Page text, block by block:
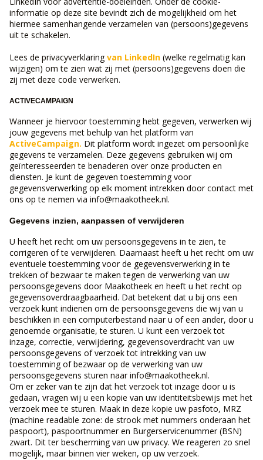
informatie op deze site bevindt zich de mogelijkheid om het
hiermee samenhangende verzamelen van (persoons)gegevens
uit te schakelen.
Lees de privacyverklaring van LinkedIn (welke regelmatig kan
wijzigen) om te zien wat zij met (persoons)gegevens doen die
zij met deze code verwerken.
ACTIVECAMPAIGN
Wanneer je hiervoor toestemming hebt gegeven, verwerken wij
jouw gegevens met behulp van het platform van
ActiveCampaign. Dit platform wordt ingezet om persoonlijke
gegevens te verzamelen. Deze gegevens gebruiken wij om
geïnteresseerden te benaderen over onze producten en
diensten. Je kunt de gegeven toestemming voor
gegevensverwerking op elk moment intrekken door contact met
ons op te nemen via info@maakotheek.nl.
Gegevens inzien, aanpassen of verwijderen
U heeft het recht om uw persoonsgegevens in te zien, te
corrigeren of te verwijderen. Daarnaast heeft u het recht om uw
eventuele toestemming voor de gegevensverwerking in te
trekken of bezwaar te maken tegen de verwerking van uw
persoonsgegevens door Maakotheek en heeft u het recht op
gegevensoverdraagbaarheid. Dat betekent dat u bij ons een
verzoek kunt indienen om de persoonsgegevens die wij van u
beschikken in een computerbestand naar u of een ander, door u
genoemde organisatie, te sturen. U kunt een verzoek tot
inzage, correctie, verwijdering, gegevensoverdracht van uw
persoonsgegevens of verzoek tot intrekking van uw
toestemming of bezwaar op de verwerking van uw
persoonsgegevens sturen naar info@maakotheek.nl.
Om er zeker van te zijn dat het verzoek tot inzage door u is
gedaan, vragen wij u een kopie van uw identiteitsbewijs met het
verzoek mee te sturen. Maak in deze kopie uw pasfoto, MRZ
(machine readable zone: de strook met nummers onderaan het
paspoort), paspoortnummer en Burgerservicenummer (BSN)
zwart. Dit ter bescherming van uw privacy. We reageren zo snel
mogelijk, maar binnen vier weken, op uw verzoek.